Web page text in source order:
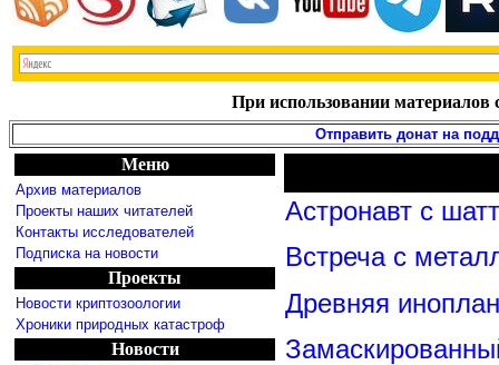
При использовании материалов
Отправить донат на
Меню
Архив материалов
Проекты наших читателей
Контакты исследователей
Подписка на новости
Проекты
Новости криптозоологии
Хроники природных катастроф
Новости
Астронавт с
Встреча с
Древняя